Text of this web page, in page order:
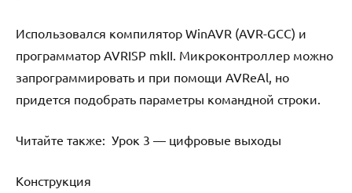
Использовался компилятор WinAVR (AVR-GCC) и
программатор AVRISP mkII. Микроконтроллер можно
запрограммировать и при помощи AVReAl, но
придется подобрать параметры командной строки.
Читайте также: Урок 3 — цифровые выходы
Конструкция